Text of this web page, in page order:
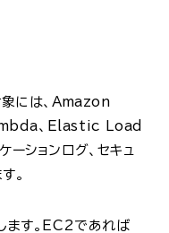
象には、Amazon
、Elastic Load
ションログ、セキュ
。
ます。EC2であれば